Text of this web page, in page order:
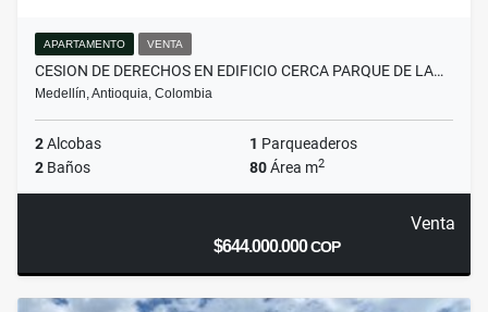
APARTAMENTO VENTA
CESION DE DERECHOS EN EDIFICIO CERCA PARQUE DE LA…
Medellín, Antioquia, Colombia
2Alcobas 1 Parqueaderos
2 Baños 80Área m2
Venta
$644.000.000COP